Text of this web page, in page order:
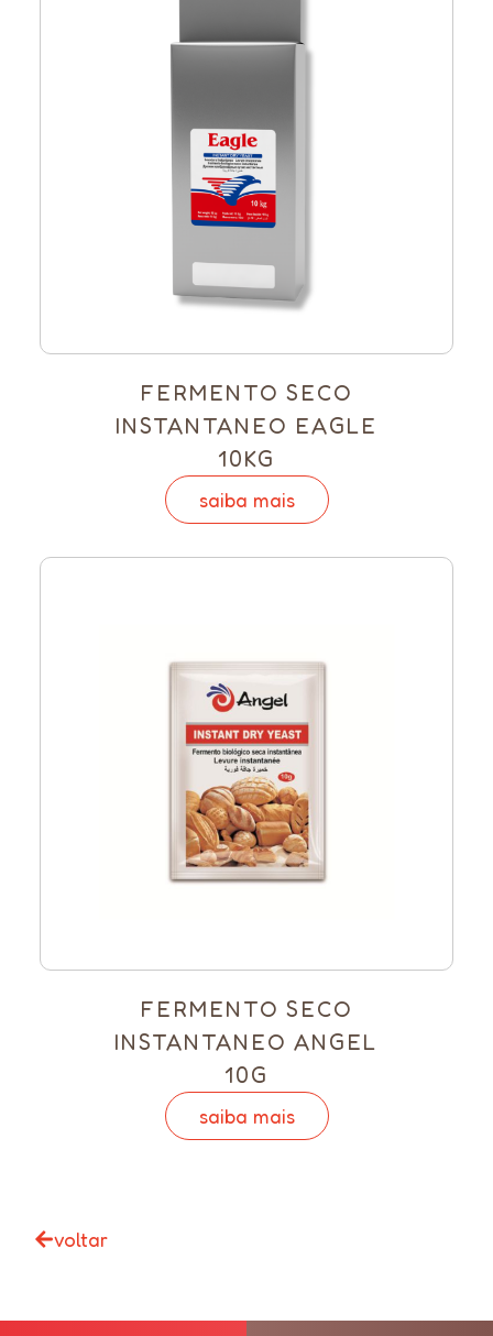
FERMENTO SECO
INSTANTANEO EAGLE
10KG
saiba mais
FERMENTO SECO
INSTANTANEO ANGEL
10G
saiba mais
voltar